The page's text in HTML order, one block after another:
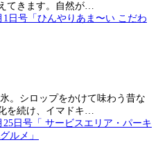
てきます。自然が…
。シロップをかけて味わう昔な
を続け、イマドキ…